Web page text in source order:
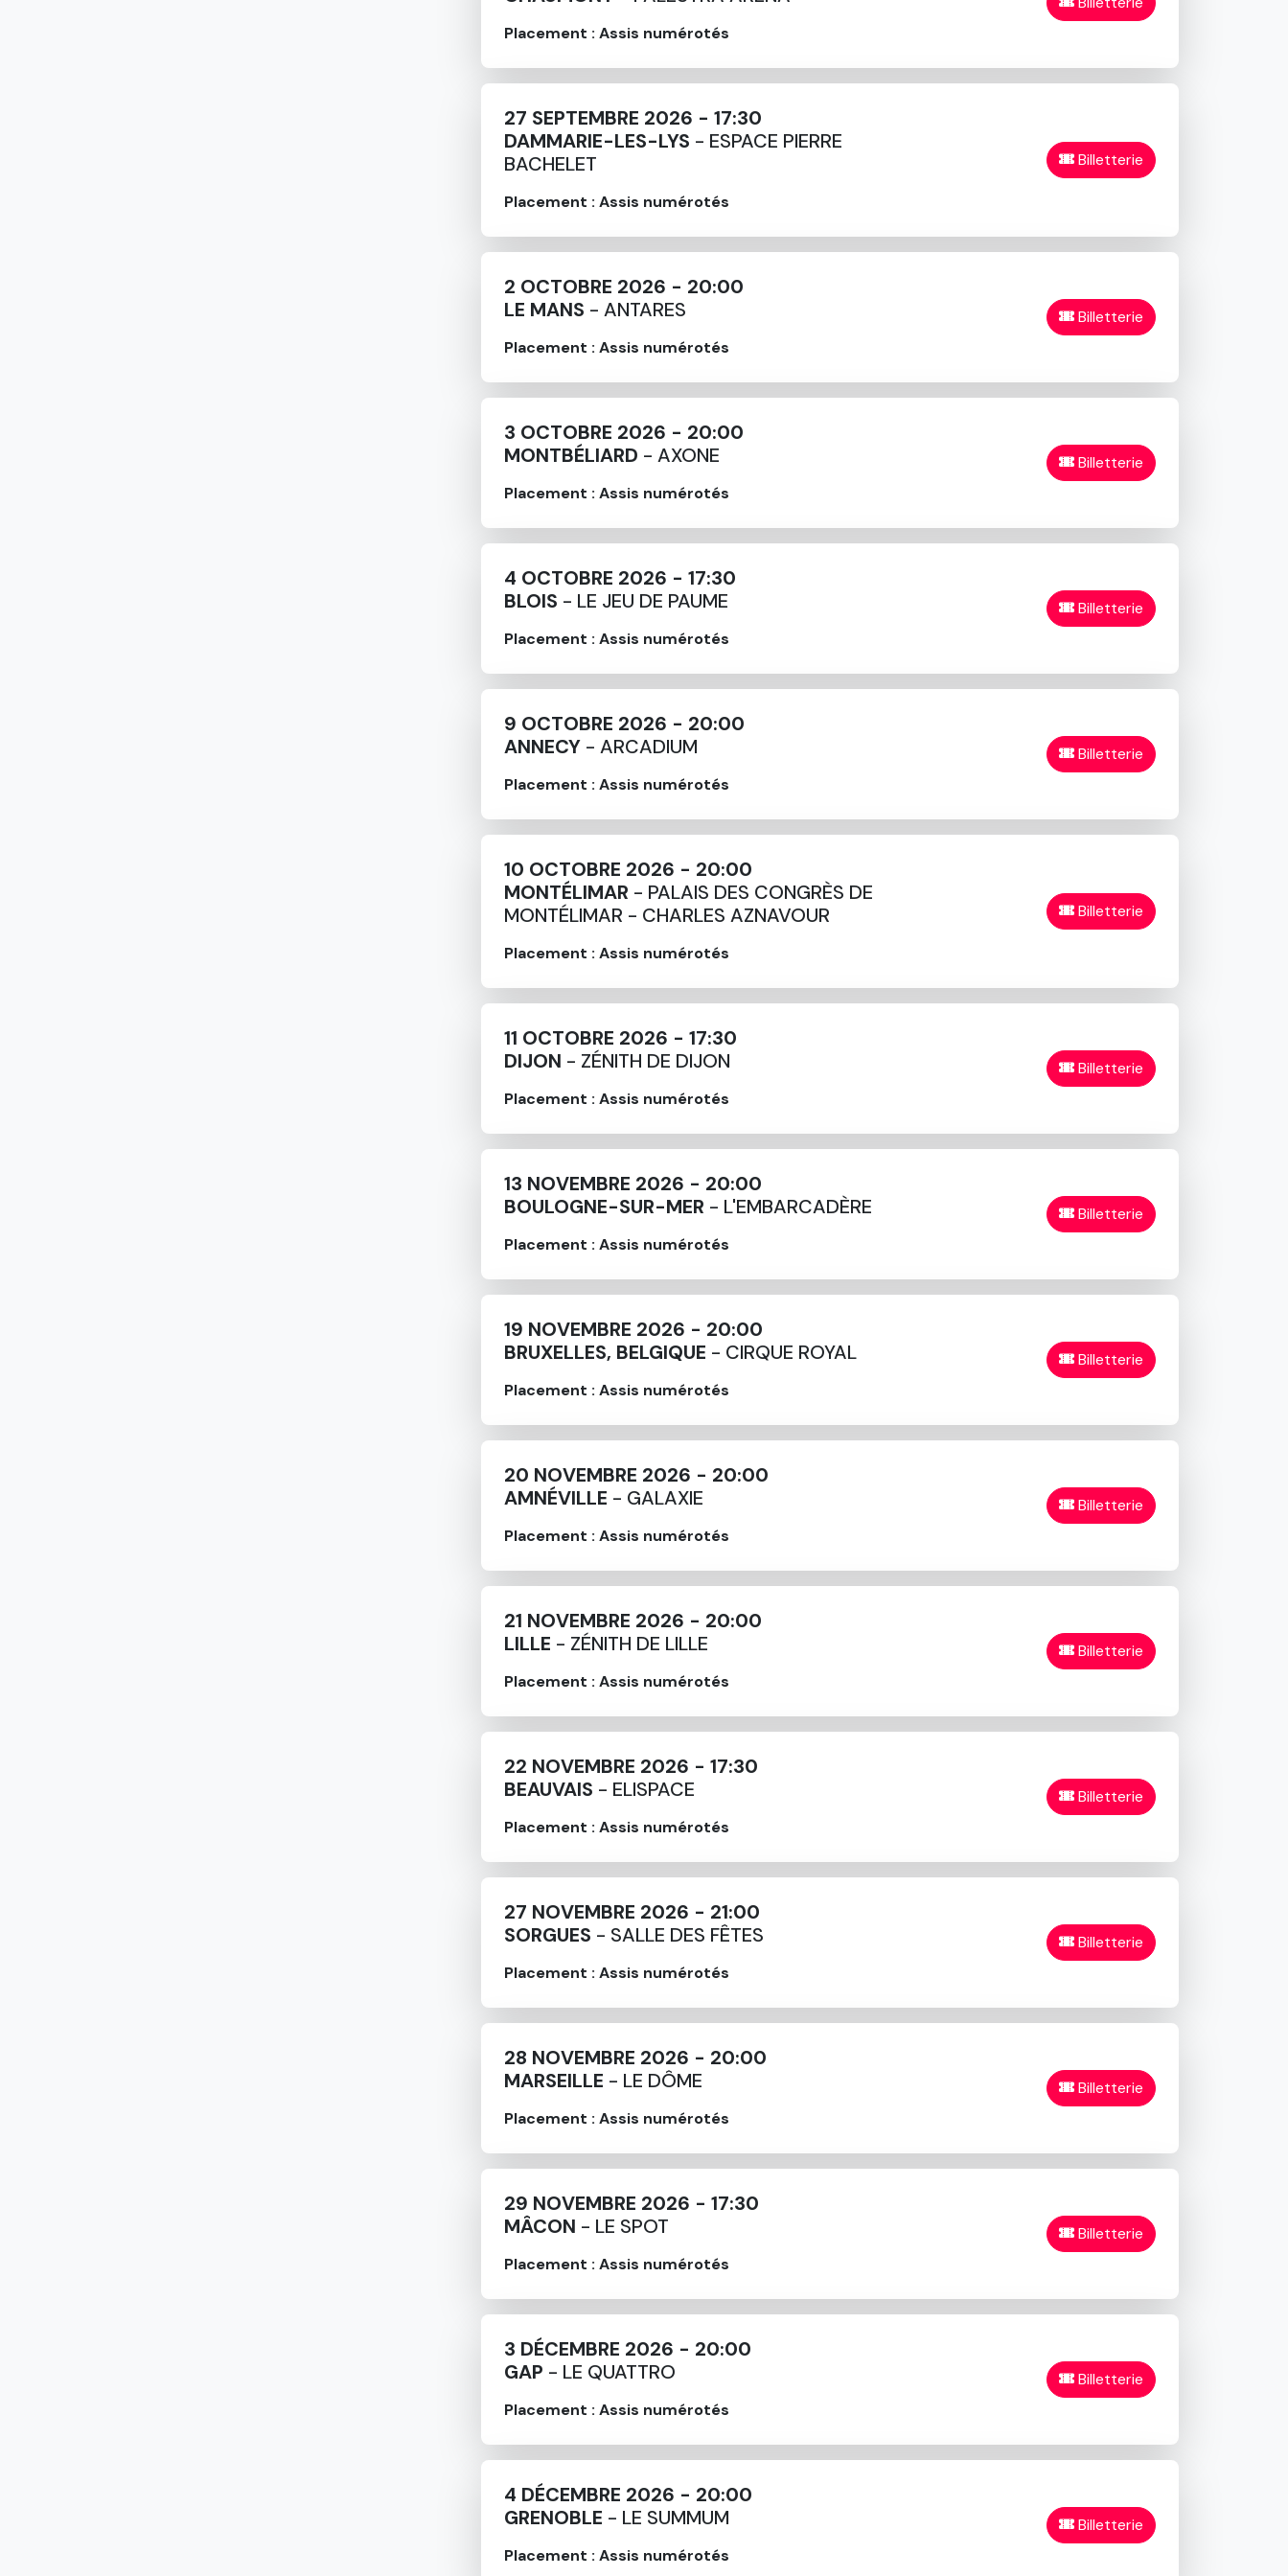
Placement : Assis numérotés
27 SEPTEMBRE 2026 - 17:30
DAMMARIE-LES-LYS - ESPACE PIERRE
BACHELET
Placement : Assis numérotés
Billetterie
2 OCTOBRE 2026 - 20:00
LE MANS - ANTARES
Placement : Assis numérotés
Billetterie
3 OCTOBRE 2026 - 20:00
MONTBÉLIARD - AXONE
Placement : Assis numérotés
Billetterie
4 OCTOBRE 2026 - 17:30
BLOIS - LE JEU DE PAUME
Placement : Assis numérotés
Billetterie
9 OCTOBRE 2026 - 20:00
ANNECY - ARCADIUM
Placement : Assis numérotés
Billetterie
10 OCTOBRE 2026 - 20:00
MONTÉLIMAR - PALAIS DES CONGRÈS DE
MONTÉLIMAR - CHARLES AZNAVOUR
Placement : Assis numérotés
Billetterie
11 OCTOBRE 2026 - 17:30
DIJON - ZÉNITH DE DIJON
Placement : Assis numérotés
Billetterie
13 NOVEMBRE 2026 - 20:00
BOULOGNE-SUR-MER - L'EMBARCADÈRE
Placement : Assis numérotés
Billetterie
19 NOVEMBRE 2026 - 20:00
BRUXELLES, BELGIQUE - CIRQUE ROYAL
Placement : Assis numérotés
Billetterie
20 NOVEMBRE 2026 - 20:00
AMNÉVILLE - GALAXIE
Placement : Assis numérotés
Billetterie
21 NOVEMBRE 2026 - 20:00
LILLE - ZÉNITH DE LILLE
Placement : Assis numérotés
Billetterie
22 NOVEMBRE 2026 - 17:30
BEAUVAIS - ELISPACE
Placement : Assis numérotés
Billetterie
27 NOVEMBRE 2026 - 21:00
SORGUES - SALLE DES FÊTES
Placement : Assis numérotés
Billetterie
28 NOVEMBRE 2026 - 20:00
MARSEILLE - LE DÔME
Placement : Assis numérotés
Billetterie
29 NOVEMBRE 2026 - 17:30
MÂCON - LE SPOT
Placement : Assis numérotés
Billetterie
3 DÉCEMBRE 2026 - 20:00
GAP - LE QUATTRO
Placement : Assis numérotés
Billetterie
4 DÉCEMBRE 2026 - 20:00
GRENOBLE - LE SUMMUM
Placement : Assis numérotés
Billetterie